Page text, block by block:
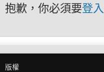
抱歉，你必須要登入
版權